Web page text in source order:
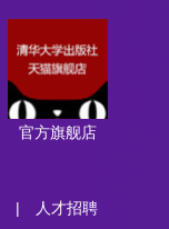
官方旗舰店
| 人才招聘